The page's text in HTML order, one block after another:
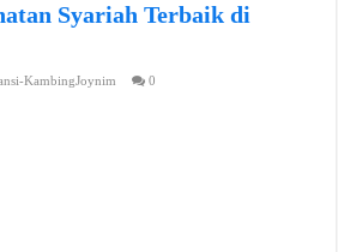
Syariah Terbaik di
KambingJoynim 0